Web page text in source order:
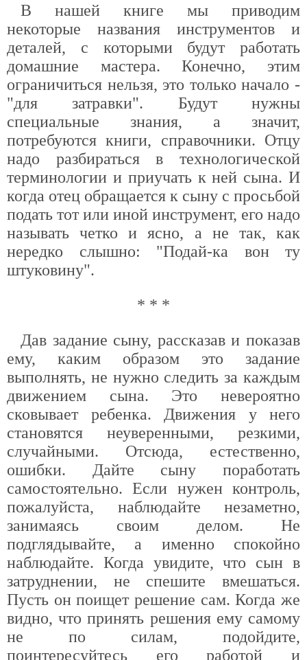
В нашей книге мы приводим
некоторые названия инструментов и
деталей, с которыми будут работать
домашние мастера. Конечно, этим
ограничиться нельзя, это только начало -
"для затравки". Будут нужны
специальные знания, а значит,
потребуются книги, справочники. Отцу
надо разбираться в технологической
терминологии и приучать к ней сына. И
когда отец обращается к сыну с просьбой
подать тот или иной инструмент, его надо
называть четко и ясно, а не так, как
нередко слышно: "Подай-ка вон ту
штуковину".
* * *
Дав задание сыну, рассказав и показав
ему, каким образом это задание
выполнять, не нужно следить за каждым
движением сына. Это невероятно
сковывает ребенка. Движения у него
становятся неуверенными, резкими,
случайными. Отсюда, естественно,
ошибки. Дайте сыну поработать
самостоятельно. Если нужен контроль,
пожалуйста, наблюдайте незаметно,
занимаясь своим делом. Не
подглядывайте, а именно спокойно
наблюдайте. Когда увидите, что сын в
затруднении, не спешите вмешаться.
Пусть он поищет решение сам. Когда же
видно, что принять решения ему самому
не по силам, подойдите,
поинтересуйтесь его работой и